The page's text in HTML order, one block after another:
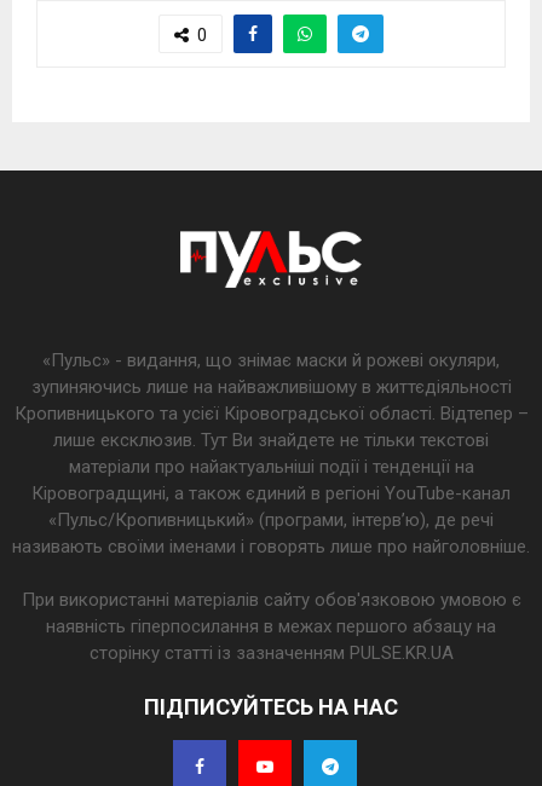
0
«Пульс» - видання, що знімає маски й рожеві окуляри,
зупиняючись лише на найважливішому в життєдіяльності
Кропивницького та усієї Кіровоградської області. Відтепер –
лише ексклюзив. Тут Ви знайдете не тільки текстові
матеріали про найактуальніші події і тенденції на
Кіровоградщині, а також єдиний в регіоні YouTube-канал
«Пульс/Кропивницький» (програми, інтерв’ю), де речі
називають своїми іменами і говорять лише про найголовніше.
При використанні матеріалів сайту обов'язковою умовою є
наявність гіперпосилання в межах першого абзацу на
сторінку статті із зазначенням PULSE.KR.UA
ПІДПИСУЙТЕСЬ НА НАС